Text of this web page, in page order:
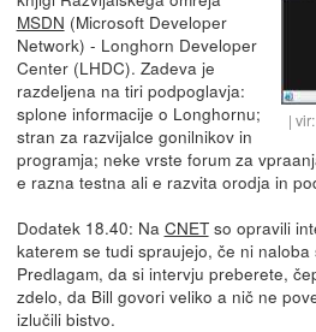
vir:
MSDN (Microsoft Developer
Network) - Longhorn Developer
Center (LHDC). Zadeva je
razdeljena na tiri podpoglavja:
splone informacije o Longhornu;
stran za razvijalce gonilnikov in
programja; neke vrste forum za
e razna testna ali e razvita orodja in
Dodatek 18.40: Na CNETso opravili
katerem se tudi spraujejo, če ni
Predlagam, da si intervju preberete,
zdelo, da Bill govori veliko a nič ne
izlučili bistvo.